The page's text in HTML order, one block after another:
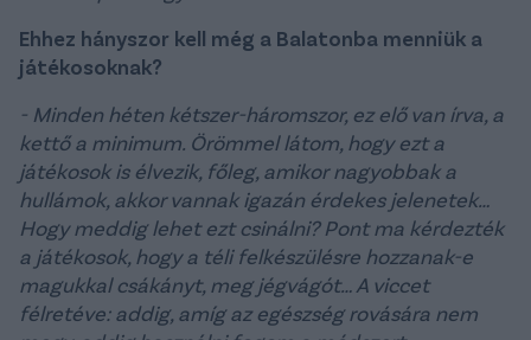
Ehhez hányszor kell még a Balatonba menniük a
játékosoknak?
- Minden héten kétszer-háromszor, ez elő van írva, a
kettő a minimum. Örömmel látom, hogy ezt a
játékosok is élvezik, főleg, amikor nagyobbak a
hullámok, akkor vannak igazán érdekes jelenetek…
Hogy meddig lehet ezt csinálni? Pont ma kérdezték
a játékosok, hogy a téli felkészülésre hozzanak-e
magukkal csákányt, meg jégvágót… A viccet
félretéve: addig, amíg az egészség rovására nem